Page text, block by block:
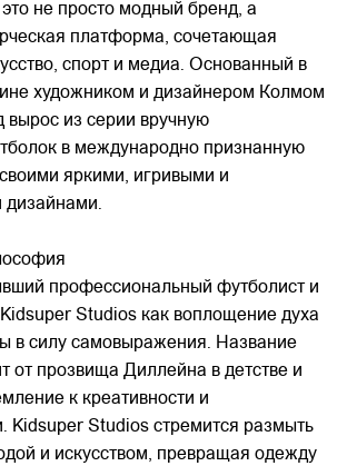
не просто модный бренд, а
платформа, сочетающая
спорт и медиа. Основанный в
художником и дизайнером Колмом
из серии вручную
в международно признанную
яркими, игривыми и
дизайнами.
профессиональный футболист и
Studios как воплощение духа
в силу самовыражения. Название
от прозвища Диллейна в детстве и
к креативности и
Kidsuper Studios стремится размыть
и искусством, превращая одежду